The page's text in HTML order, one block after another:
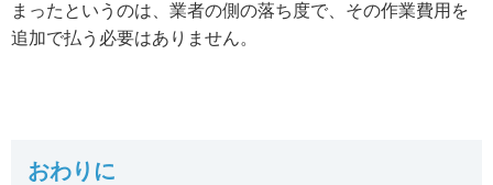
まったというのは、業者の側の落ち度で、その作業費用を
追加で払う必要はありません。
おわりに